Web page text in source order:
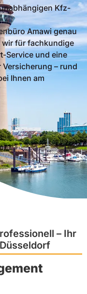
Kfz-
Amawi genau
wir für fachkundige
Service und eine
– rund
Ihnen am
– Ihr